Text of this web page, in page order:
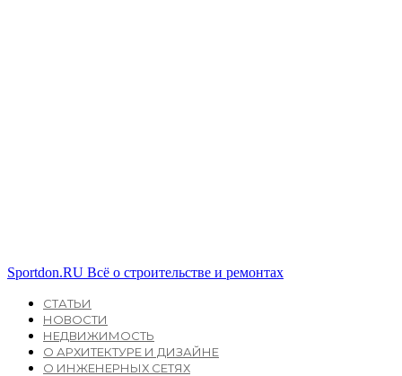
Sportdon.RU Всё о строительстве и ремонтах
СТАТЬИ
НОВОСТИ
НЕДВИЖИМОСТЬ
О АРХИТЕКТУРЕ И ДИЗАЙНЕ
О ИНЖЕНЕРНЫХ СЕТЯХ